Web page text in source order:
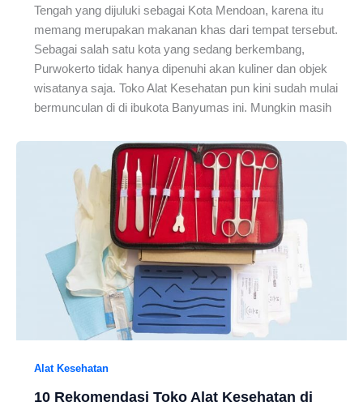
Tengah yang dijuluki sebagai Kota Mendoan, karena itu
memang merupakan makanan khas dari tempat tersebut.
Sebagai salah satu kota yang sedang berkembang,
Purwokerto tidak hanya dipenuhi akan kuliner dan objek
wisatanya saja. Toko Alat Kesehatan pun kini sudah mulai
bermunculan di di ibukota Banyumas ini. Mungkin masih
Alat Kesehatan
10 Rekomendasi Toko Alat Kesehatan di